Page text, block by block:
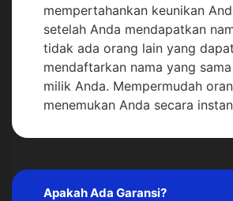
mempertahankan keunikan
setelah Anda mendapatkan
tidak ada orang lain yang dapat
mendaftarkan nama yang
milik Anda. Mempermudah
menemukan Anda secara
Apakah Ada Garansi?